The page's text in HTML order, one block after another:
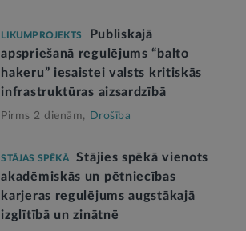
LIKUMPROJEKTS
Publiskajā
apspriešanā regulējums “balto
hakeru” iesaistei valsts kritiskās
infrastruktūras aizsardzībā
Pirms 2 dienām, Drošība
STĀJAS SPĒKĀ
Stājies spēkā vienots
akadēmiskās un pētniecības
karjeras regulējums augstākajā
izglītībā un zinātnē